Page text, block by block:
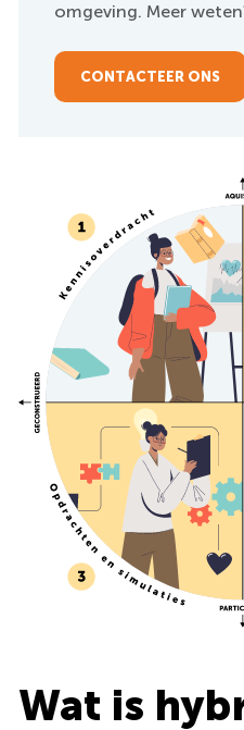
omgeving. Meer
CONTACTEER ONS
Wat is